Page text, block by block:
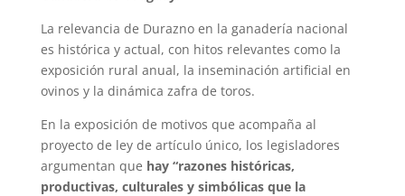
La relevancia de Durazno en la ganadería nacional
es histórica y actual, con hitos relevantes como la
exposición rural anual, la inseminación artificial en
ovinos y la dinámica zafra de toros.
En la exposición de motivos que acompaña al
proyecto de ley de artículo único, los legisladores
argumentan que hay “razones históricas,
productivas, culturales y simbólicas que la